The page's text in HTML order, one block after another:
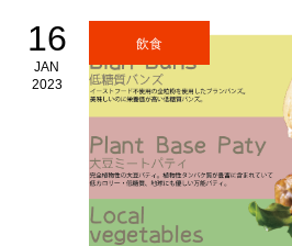
16
JAN
2023
飲食